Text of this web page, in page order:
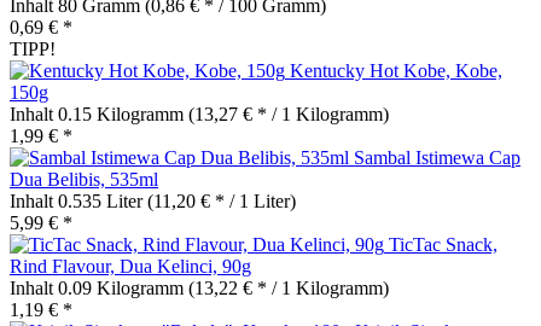
Inhalt 80 Gramm (0,86 € * / 100 Gramm)
0,69 € *
TIPP!
Kentucky Hot Kobe, Kobe,
150g
Inhalt 0.15 Kilogramm (13,27 € * / 1 Kilogramm)
1,99 € *
Sambal Istimewa Cap
Dua Belibis, 535ml
Inhalt 0.535 Liter(11,20 € * / 1 Liter)
5,99 € *
TicTac Snack,
Rind Flavour, Dua Kelinci, 90g
Inhalt 0.09 Kilogramm (13,22 € * / 1 Kilogramm)
1,19 € *